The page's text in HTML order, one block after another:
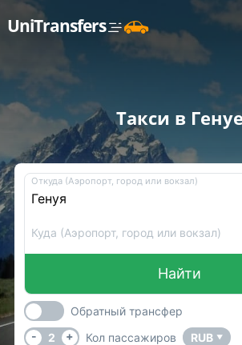
UniTransfers
Такси в Генуе
Откуда (Аэропорт, город или вокзал)
Куда (Аэропорт, город или вокзал)
Найти
Обратный трансфер
-
2 + Кол пассажиров RUB ▼